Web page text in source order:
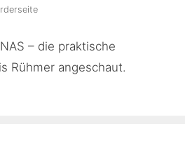
– die praktische
Rühmer angeschaut.